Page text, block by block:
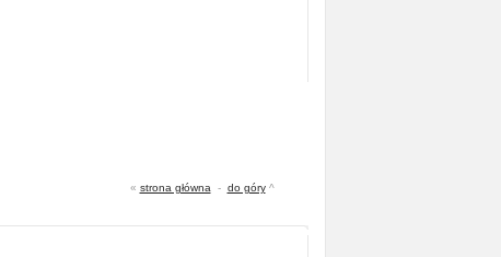
« strona główna - do góry^